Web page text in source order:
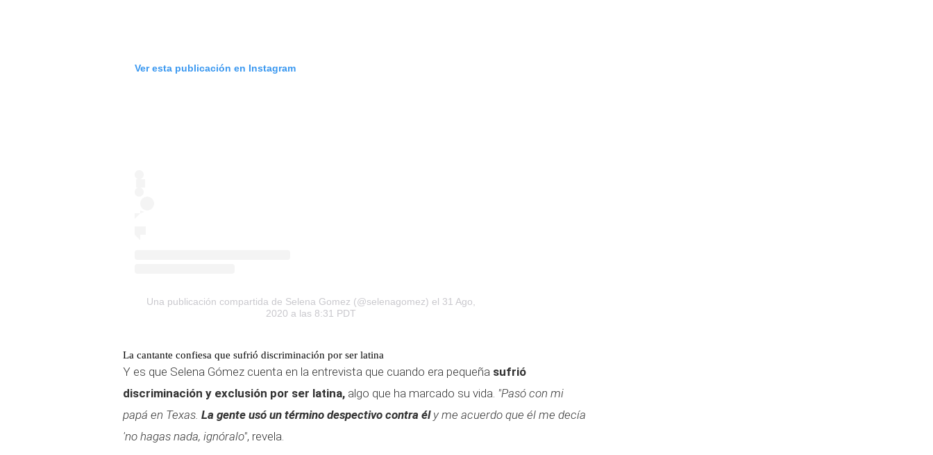
Ver esta publicación en Instagram
Una publicación compartida de Selena Gomez (@selenagomez) el 31 Ago,
2020 a las 8:31 PDT
La cantante confiesa que sufrió discriminación por ser latina
Y es que Selena Gómez cuenta en la entrevista que cuando era pequeña sufrió
discriminación y exclusión por ser latina, algo que ha marcado su vida. "Pasó con mi
papá en Texas. La gente usó un término despectivo contra él y me acuerdo que él me decía
'no hagas nada, ignóralo", revela.